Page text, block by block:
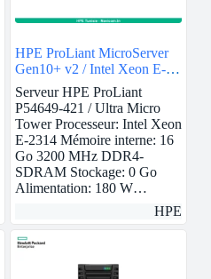
HPE ProLiant MicroServer
Gen10+ v2 / Intel Xeon E-
2314 / 16GB
Serveur HPE ProLiant
P54649-421 / Ultra Micro
Tower Processeur: Intel Xeon
E-2314 Mémoire interne: 16
Go 3200 MHz DDR4-
SDRAM Stockage: 0 Go
Alimentation: 180 W…
HPE